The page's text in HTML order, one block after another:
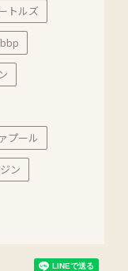
トルズ
プール
ン